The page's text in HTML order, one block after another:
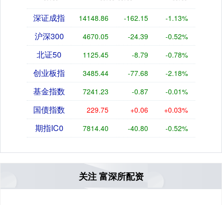
深证成指 14148.86 -162.15 -1.13%
沪深300 4670.05 -24.39 -0.52%
北证50 1125.45 -8.79 -0.78%
创业板指 3485.44 -77.68 -2.18%
基金指数 7241.23 -0.87 -0.01%
国债指数 229.75 +0.06 +0.03%
期指IC0 7814.40 -40.80 -0.52%
关注 富深所配资